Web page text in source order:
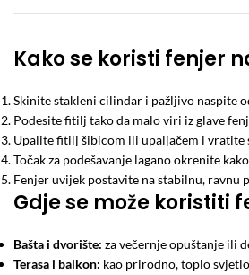
Kako se koristi fenjer
Skinite stakleni cilindar i pažljivo naspite
Podesite fitilj tako da malo viri iz glave
Upalite fitilj šibicom ili upaljačem i vratite
Točak za podešavanje lagano okrenite
Fenjer uvijek postavite na stabilnu, ravnu
Gdje se može koristiti
Bašta i dvorište: za večernje opuštanje ili
Terasa i balkon: kao prirodno, toplo